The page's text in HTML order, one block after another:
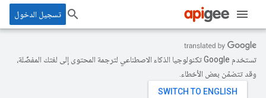
تسجيل الدخول
تستخدم Google تكنولوجيا الذكاء الاصطناعي لترجمة المحتوى إلى لغتك المفضّلة،
وقد تتضمّن بعض الأخطاء.